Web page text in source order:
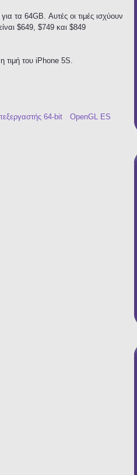
τα 64GB. Αυτές οι τιμές ισχύουν
$649, $749 και $849
τιμή του iPhone 5S.
64-bit
OpenGL ES